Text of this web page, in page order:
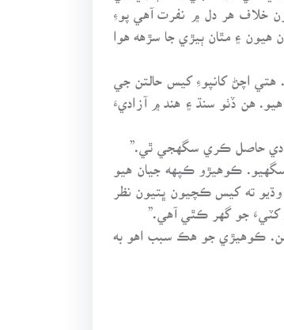
خلاف هر دل ۾ نفرت آهي پوءِ
۽ مٿان ٻيڙي جا سڙهه هوا
اچڻ کانپوءِ کيس حالتن جي
هن ڏٺو سنڌ ۽ هند ۾ آزاديءَ
حاصل ڪري سگهجي ٿي.”
ڪوهيڙو ڪپهه جيان هيو
ته کيس ڪچيون ڀتيون نظر
کٽيءَ جو گهر ڪٿي آهي.”
آهن. ڪوهيڙي جو هڪ سبب اهو به